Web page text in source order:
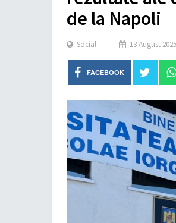
de la Napoli
Social 13 August
FACEBOOK